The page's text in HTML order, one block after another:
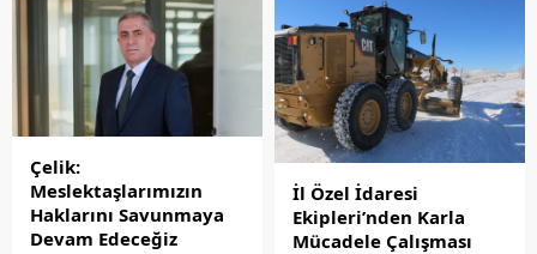
kapsamında, Esra Zafer
Eşref Yıldırım
Ortaokulu'ndan 100
öğrenci Elazığ İl Özel
İdaresi Bilim Merkezi'ni
ziyaret etti.
temaslarda bulundu.
Ziyaret programına sağlık
tesislerini inceleyerek
başlayan Keleş, sağlık
personeli ile sunulan
hizmetlerin kalitesini
artırmaya yönelik
istişarelerde bulundu.
Çelik:
Meslektaşlarımızın
Haklarını Savunmaya
Devam Edeceğiz
İl Özel İdaresi
Ekipleri’nden Karla
Mücadele Çalışması